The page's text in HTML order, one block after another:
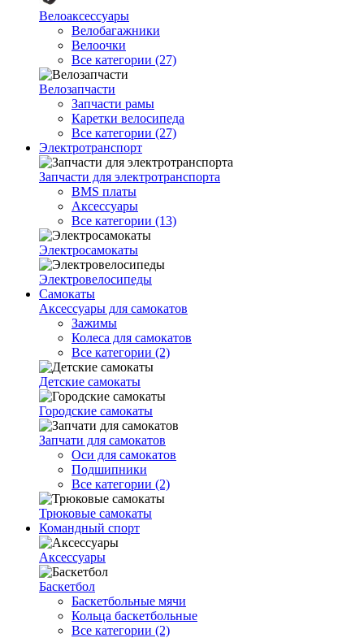
Велоаксессуары
Велобагажники
Велоочки
Все категории (27)
Велозапчасти
Запчасти рамы
Каретки велосипеда
Все категории (27)
Электротранспорт
Запчасти для электротранспорта
BMS платы
Аксессуары
Все категории (13)
Электросамокаты
Электровелосипеды
Самокаты
Аксессуары для самокатов
Зажимы
Колеса для самокатов
Все категории (2)
Детские самокаты
Городские самокаты
Запчати для самокатов
Оси для самокатов
Подшипники
Все категории (2)
Трюковые самокаты
Командный спорт
Аксессуары
Баскетбол
Баскетбольные мячи
Кольца баскетбольные
Все категории (2)